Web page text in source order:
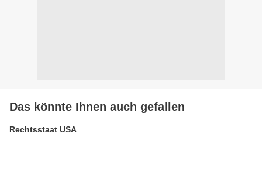
Das könnte Ihnen auch gefallen
Rechtsstaat USA